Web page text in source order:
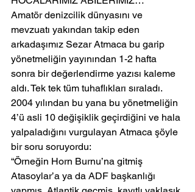
Amatör denizcilik dünyasını ve
mevzuatı yakından takip eden
arkadaşımız Sezar Atmaca bu garip
yönetmeliğin yayınından 1-2 hafta
sonra bir değerlendirme yazısı kaleme
aldı. Tek tek tüm tuhaflıkları sıraladı.
2004 yılından bu yana bu yönetmeliğin
4’ü asli 10 değişiklik geçirdiğini ve hala
yalpaladığını vurgulayan Atmaca şöyle
bir soru soruyordu:
“Örneğin Horn Burnu’na gitmiş
Atasoylar’a ya da ADF başkanlığı